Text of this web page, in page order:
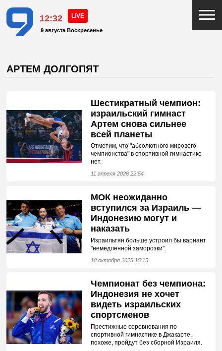
12:32
9 августа Воскресенье
АРТЕМ ДОЛГОПЯТ
Шестикратный чемпион:
израильский гимнаст
Артем снова сильнее
всей планеты
Отметим, что "абсолютного мирового
чемпионства" в спортивной гимнастике
нет.
11 апреля 2026 22:54
МОК неожиданно
вступился за Израиль —
Индонезию могут и
наказать
Израильтян больше устроил бы вариант
"немедленной заморозки".
18 октября 2025 15:15
Чемпионат без чемпиона:
Индонезия не хочет
видеть израильских
спортсменов
Престижные соревнования по
спортивной гимнастике в Джакарте,
похоже, пройдут без сборной Израиля.